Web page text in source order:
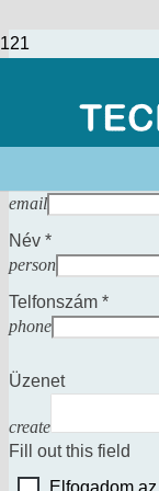
email
Név *
person
Telfonszám *
phone
Üzenet
create
Fill out this field